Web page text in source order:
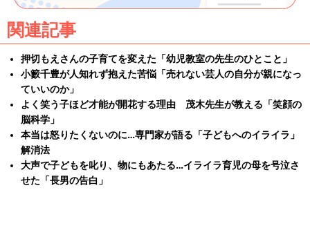
関連記事
押切もえさんの子育てを変えた「幼児教室の先生のひとこと」
小籔千豊が人知れず抱えた苦悩「売れない芸人の自分が親になっ
ていいのか」
よく笑う子ほど才能が開花する理由 茂木先生が教える「笑顔の
脳科学」
本当は怒りたくないのに…専門家が語る「子どもへのイライラ」
解消法
大声で子どもを叱り、物にもあたる…イライラ育児の母を号泣さ
せた「長男の告白」